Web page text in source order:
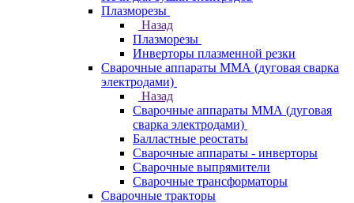
Плазморезы
Назад
Плазморезы
Инверторы плазменной резки
Сварочные аппараты ММА (дуговая сварка
электродами)
Назад
Сварочные аппараты ММА (дуговая
сварка электродами)
Балластные реостаты
Сварочные аппараты - инверторы
Сварочные выпрямители
Сварочные трансформаторы
Сварочные тракторы